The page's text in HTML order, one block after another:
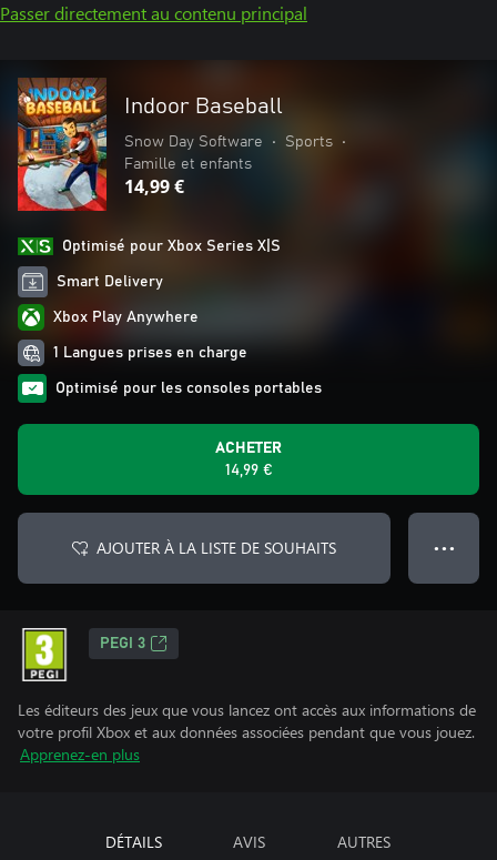
Passer directement au contenu principal
Indoor Baseball
Snow Day Software • Sports
•
Famille et enfants
14,99 €
Optimisé pour Xbox Series X|S
Smart Delivery
Xbox Play Anywhere
1 Langues prises en charge
Optimisé pour les consoles portables
ACHETER
14,99 €
AJOUTER À LA LISTE DE SOUHAITS ● ● ●
PEGI 3
Les éditeurs des jeux que vous lancez ont accès aux informations de
votre profil Xbox et aux données associées pendant que vous jouez.
Apprenez-en plus
DÉTAILS AVIS AUTRES